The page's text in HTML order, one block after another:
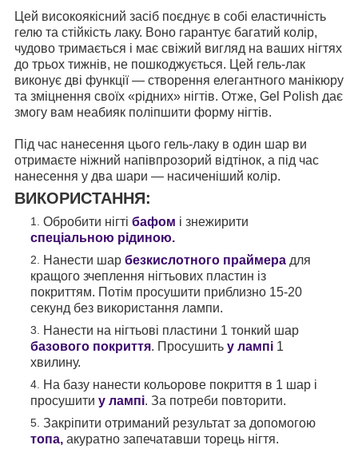
Цей високоякісний засіб поєднує в собі еластичність
гелю та стійкість лаку. Воно гарантує багатий колір,
чудово тримається і має свіжий вигляд на ваших нігтях
до трьох тижнів, не пошкоджується. Цей гель-лак
виконує дві функції — створення елегантного манікюру
та зміцнення своїх «рідних» нігтів. Отже, Gel Polish дає
змогу вам неабияк поліпшити форму нігтів.
Під час нанесення цього гель-лаку в один шар ви
отримаєте ніжний напівпрозорий відтінок, а під час
нанесення у два шари — насиченіший колір.
ВИКОРИСТАННЯ:
Обробити нігті бафом і знежирити
спеціальною рідиною.
Нанести шар безкислотного праймера для
кращого зчеплення нігтьових пластин із
покриттям. Потім просушити приблизно 15-20
секунд без використання лампи.
Нанести на нігтьові пластини 1 тонкий шар
базового покриття. Просушить у лампі 1
хвилину.
На базу нанести кольорове покриття в 1 шар і
просушити у лампі. За потреби повторити.
Закріпити отриманий результат за допомогою
топа, акуратно запечатавши торець нігтя.